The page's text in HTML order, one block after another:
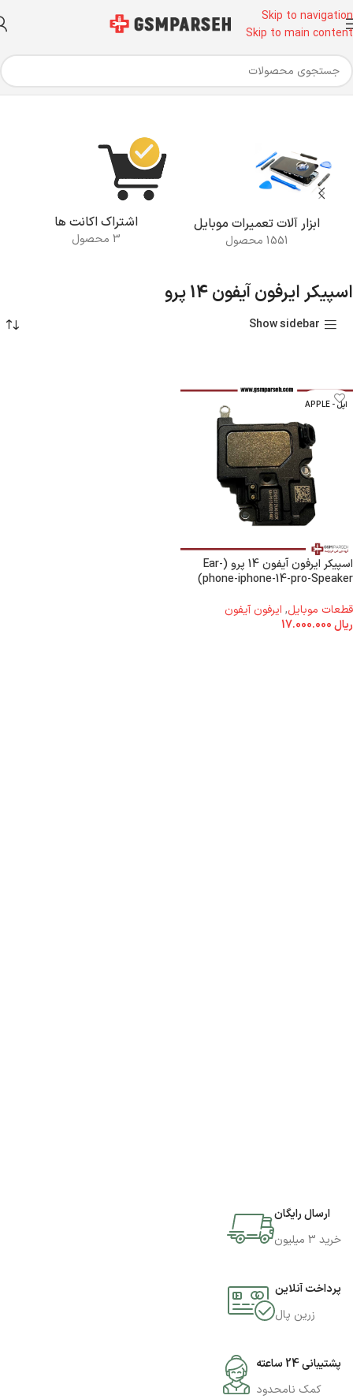
Skip to navigation
Skip to main content
خانه محصولات برچسب خورده “اسپیکر ایرفون آیفون 14 پرو”
ابزار آلات تعمیرات موبایل
1551 محصول
اشتراک اکانت ها
3 محصول
اسپیکر ایرفون آیفون 14 پرو
Show sidebar
اپل - APPLE
اسپیکر ایرفون آیفون 14 پرو (Ear-
phone-iphone-14-pro-Speaker)
قطعات موبایل, ایرفون آیفون
ریال
ارسال رایگان
خرید 3 میلیون
پرداخت آنلاین
زرین پال
پشتیبانی 24 ساعته
کمک نامحدود